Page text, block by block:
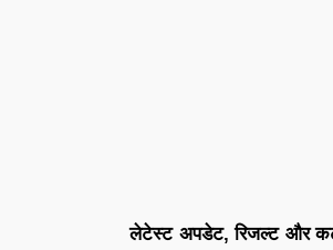
लेटेस्ट अपडेट, रिजल्ट और